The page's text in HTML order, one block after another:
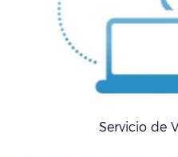
Servicio de